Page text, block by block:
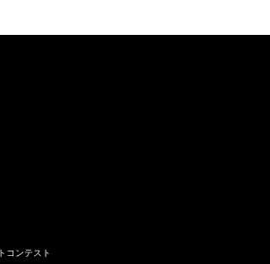
コンテスト